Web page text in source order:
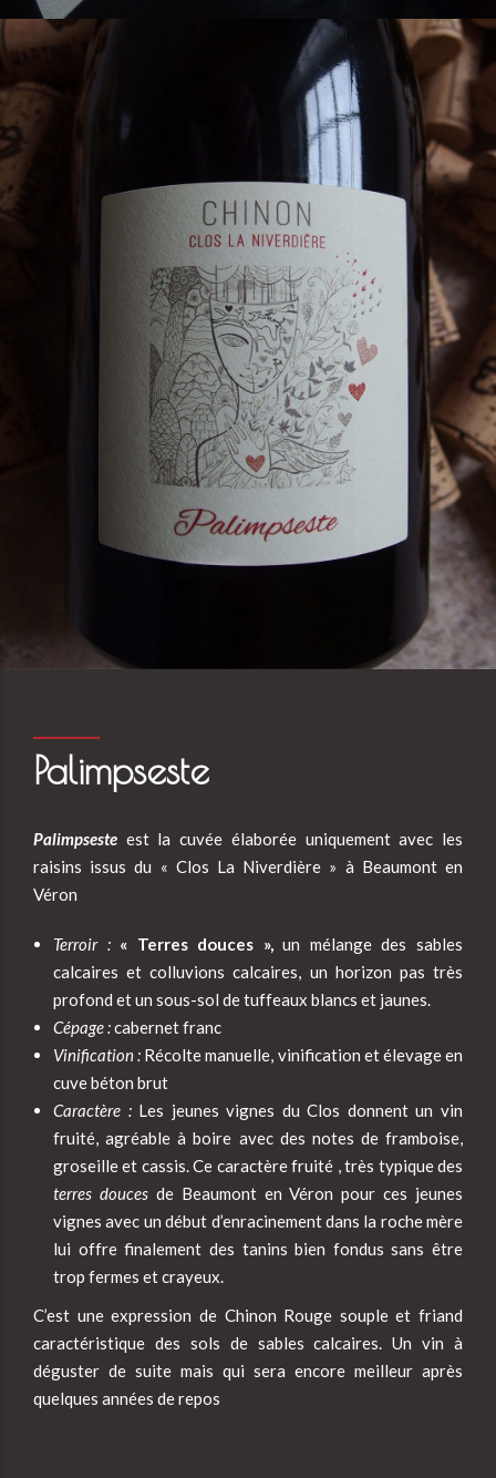
Palimpseste
Palimpseste est la cuvée élaborée uniquement avec les
raisins issus du « Clos La Niverdière » à Beaumont en
Véron
Terroir : « Terres douces »,un mélange des sables
calcaires et colluvions calcaires, un horizon pas très
profond et un sous-sol de tuffeaux blancs et jaunes.
Cépage :cabernet franc
Vinification : Récolte manuelle, vinification et élevage en
cuve béton brut
Caractère :Les jeunes vignes du Clos donnent un vin
fruité, agréable à boire avec des notes de framboise,
groseille et cassis. Ce caractère fruité , très typique des
terres doucesde Beaumont en Véron pour ces jeunes
vignes avec un début d’enracinement dans la roche mère
lui offre finalement des tanins bien fondus sans être
trop fermes et crayeux.
C’est une expression de Chinon Rouge souple et friand
caractéristique des sols de sables calcaires. Un vin à
déguster de suite mais qui sera encore meilleur après
quelques années de repos